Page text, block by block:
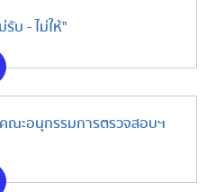
บ - ไม่ให้"
ณะอนุกรรมการตรวจสอบฯ